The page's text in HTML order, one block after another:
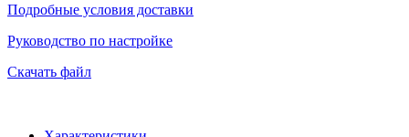
Подробные условия доставки
Руководство по настройке
Скачать файл